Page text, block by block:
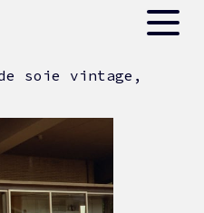
soie vintage,